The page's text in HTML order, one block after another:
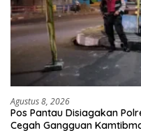
Agustus 8, 2026
Pos Pantau Disiagakan
Cegah Gangguan